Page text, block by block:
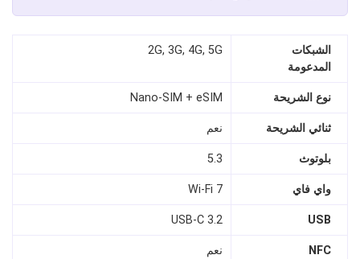
الشبكات
المدعومة
2G, 3G, 4G, 5G
نوع الشريحة Nano‑SIM + eSIM
ثنائي الشريحة نعم
بلوتوث 5.3
واي فاي Wi‑Fi 7
USB
USB‑C 3.2
NFC نعم